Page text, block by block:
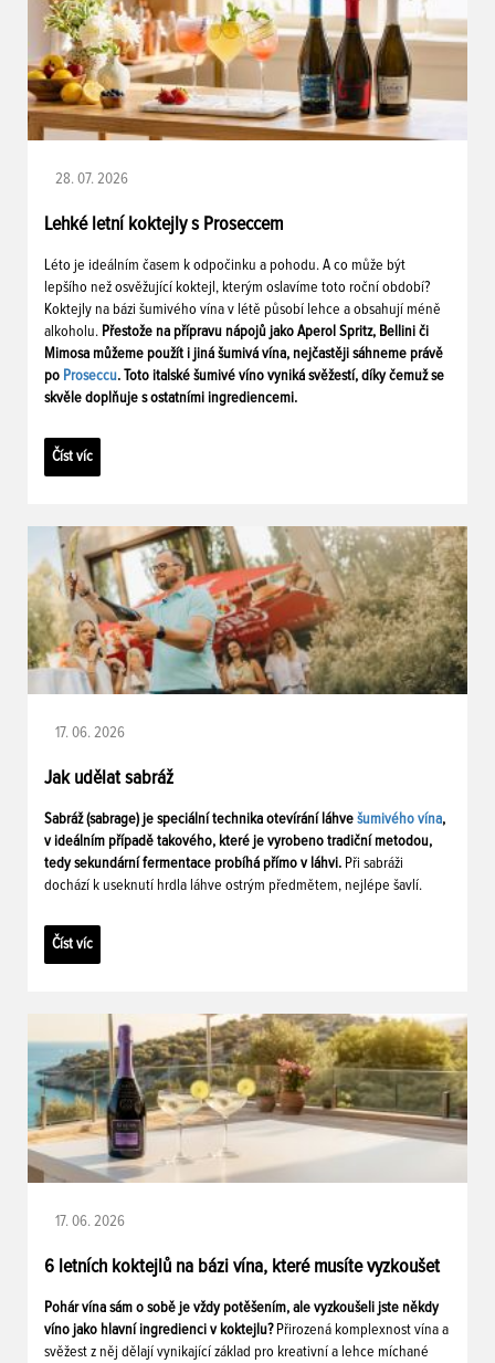
28. 07. 2026
Lehké letní koktejly s Proseccem
Léto je ideálním časem k odpočinku a pohodu. A co může být
lepšího než osvěžující koktejl, kterým oslavíme toto roční období?
Koktejly na bázi šumivého vína v létě působí lehce a obsahují méně
alkoholu. Přestože na přípravu nápojů jako Aperol Spritz, Bellini či
Mimosa můžeme použít i jiná šumivá vína, nejčastěji sáhneme právě
po Proseccu. Toto italské šumivé víno vyniká svěžestí, díky čemuž se
skvěle doplňuje s ostatními ingrediencemi.
Číst víc
17. 06. 2026
Jak udělat sabráž
Sabráž (sabrage) je speciální technika otevírání láhve šumivého vína,
v ideálním případě takového, které je vyrobeno tradiční metodou,
tedy sekundární fermentace probíhá přímo v láhvi. Při sabráži
dochází k useknutí hrdla láhve ostrým předmětem, nejlépe šavlí.
Číst víc
17. 06. 2026
6 letních koktejlů na bázi vína, které musíte vyzkoušet
Pohár vína sám o sobě je vždy potěšením, ale vyzkoušeli jste někdy
víno jako hlavní ingredienci v koktejlu? Přirozená komplexnost vína a
svěžest z něj dělají vynikající základ pro kreativní a lehce míchané